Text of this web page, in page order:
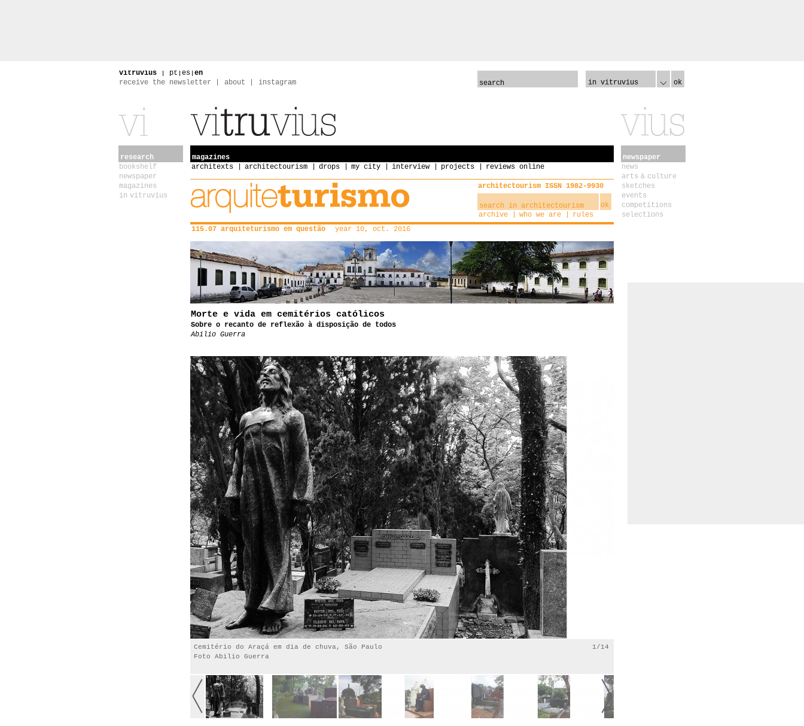
vitruvius | pt | es | en
receive the newsletter
about instagram in vitruvius ok
research
bookshelf
newspaper
magazines
in vitruvius
magazines
architexts
architectourism drops my city interview projects reviews online
architectourism ISSN 1982-9930
ok
archive
who we are
rules
115.07 arquiteturismo em questão
year 10, oct. 2016
Morte e vida em cemitérios católicos
Sobre o recanto de reflexão à disposição de todos
Abilio Guerra
Cemitério do Araçá em dia de chuva, São Paulo
Foto Abilio Guerra
1/14
newspaper
news
arts & culture
sketches
events
competitions
selections